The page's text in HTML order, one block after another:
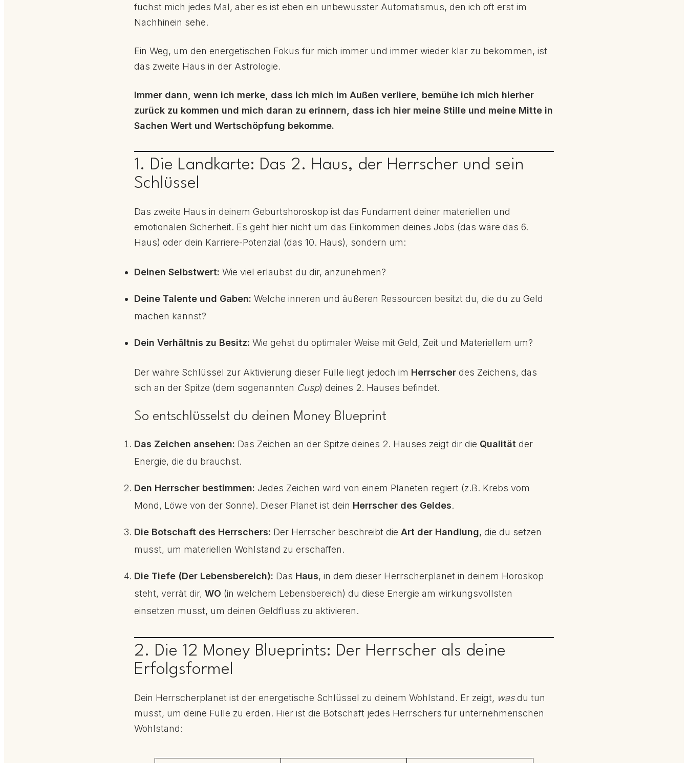
fuchst mich jedes Mal, aber es ist eben ein unbewusster Automatismus, den ich oft erst im
Nachhinein sehe.
Ein Weg, um den energetischen Fokus für mich immer und immer wieder klar zu bekommen, ist
das zweite Haus in der Astrologie.
Immer dann, wenn ich merke, dass ich mich im Außen verliere, bemühe ich mich hierher
zurück zu kommen und mich daran zu erinnern, dass ich hier meine Stille und meine Mitte in
Sachen Wert und Wertschöpfung bekomme.
1. Die Landkarte: Das 2. Haus, der Herrscher und sein
Schlüssel
Das zweite Haus in deinem Geburtshoroskop ist das Fundament deiner materiellen und
emotionalen Sicherheit. Es geht hier nicht um das Einkommen deines Jobs (das wäre das 6.
Haus) oder dein Karriere-Potenzial (das 10. Haus), sondern um:
Deinen Selbstwert: Wie viel erlaubst du dir, anzunehmen?
Deine Talente und Gaben: Welche inneren und äußeren Ressourcen besitzt du, die du zu Geld
machen kannst?
Dein Verhältnis zu Besitz: Wie gehst du optimaler Weise mit Geld, Zeit und Materiellem um?
Der wahre Schlüssel zur Aktivierung dieser Fülle liegt jedoch im Herrscher des Zeichens, das
sich an der Spitze (dem sogenannten Cusp) deines 2. Hauses befindet.
So entschlüsselst du deinen Money Blueprint
Das Zeichen ansehen: Das Zeichen an der Spitze deines 2. Hauses zeigt dir die Qualität der
Energie, die du brauchst.
Den Herrscher bestimmen: Jedes Zeichen wird von einem Planeten regiert (z.B. Krebs vom
Mond, Löwe von der Sonne). Dieser Planet ist dein Herrscher des Geldes.
Die Botschaft des Herrschers: Der Herrscher beschreibt die Art der Handlung, die du setzen
musst, um materiellen Wohlstand zu erschaffen.
Die Tiefe (Der Lebensbereich): Das Haus, in dem dieser Herrscherplanet in deinem Horoskop
steht, verrät dir, WO (in welchem Lebensbereich) du diese Energie am wirkungsvollsten
einsetzen musst, um deinen Geldfluss zu aktivieren.
2. Die 12 Money Blueprints: Der Herrscher als deine
Erfolgsformel
Dein Herrscherplanet ist der energetische Schlüssel zu deinem Wohlstand. Er zeigt, wasdu tun
musst, um deine Fülle zu erden. Hier ist die Botschaft jedes Herrschers für unternehmerischen
Wohlstand: